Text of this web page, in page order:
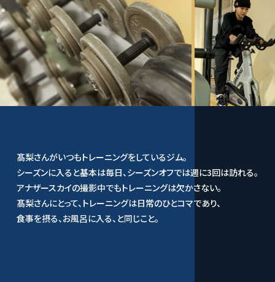
髙梨さんがいつもトレーニングをしているジム。
シーズンに入ると基本は毎日、シーズンオフでは週に3回は訪れる。
アナザースカイの撮影中でもトレーニングは欠かさない。
髙梨さんにとって、トレーニングは日常のひとコマであり、
食事を摂る、お風呂に入る、と同じこと。